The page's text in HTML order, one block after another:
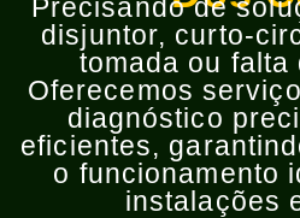
Precisando de
disjuntor, curto-
tomada ou falta
Oferecemos
diagnóstico
eficientes,
o funcionamento
instalações